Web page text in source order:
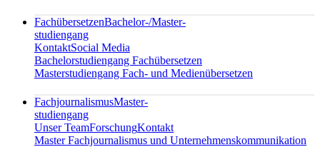
FachübersetzenBachelor-/Master-
studiengang
KontaktSocial Media
Bachelorstudiengang Fachübersetzen
Masterstudiengang Fach- und Medienübersetzen
FachjournalismusMaster-
studiengang
Unser TeamForschungKontakt
Master Fachjournalismus und Unternehmenskommunikation